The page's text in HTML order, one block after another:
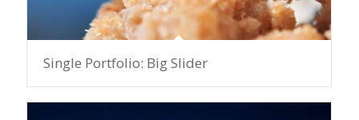
Single Portfolio: Big Slider